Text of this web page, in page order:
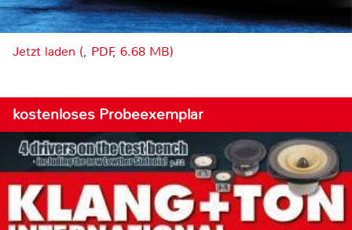
Jetzt laden (, PDF, 6.68 MB)
kostenloses Probeexemplar